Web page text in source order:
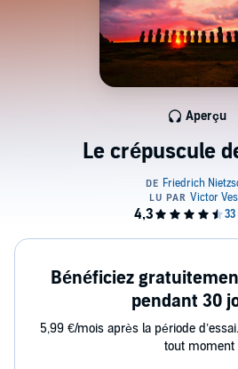
Le crépuscule
Aperçu
Bénéficiez
pendant 30
5,99 €/mois après la période
tout moment